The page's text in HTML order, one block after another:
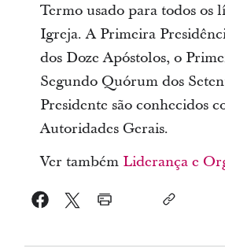
Termo usado para todos os
Igreja. A Primeira
dos Doze Apóstolos, o
Segundo Quórum dos
Presidente são conhecidos
Autoridades Gerais.
Ver também Liderança e